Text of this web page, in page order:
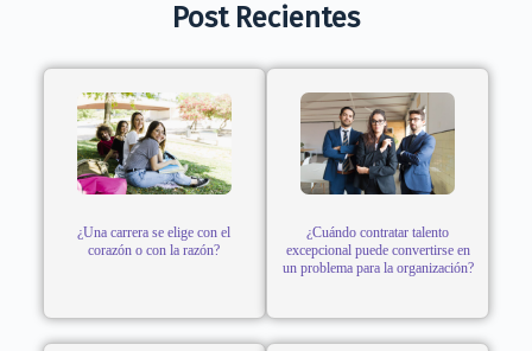
Post Recientes
¿Una carrera se elige con el
corazón o con la razón?
¿Cuándo contratar talento
excepcional puede convertirse en
un problema para la organización?